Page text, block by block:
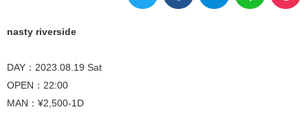
nasty riverside
DAY：2023.08.19 Sat
OPEN：22:00
MAN：¥2,500-1D